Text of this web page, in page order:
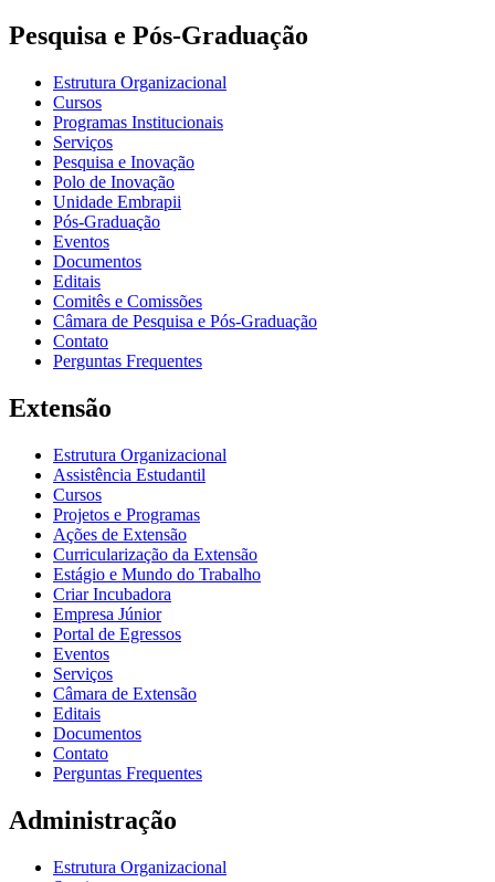
Pesquisa e Pós-Graduação
Estrutura Organizacional
Cursos
Programas Institucionais
Serviços
Pesquisa e Inovação
Polo de Inovação
Unidade Embrapii
Pós-Graduação
Eventos
Documentos
Editais
Comitês e Comissões
Câmara de Pesquisa e Pós-Graduação
Contato
Perguntas Frequentes
Extensão
Estrutura Organizacional
Assistência Estudantil
Cursos
Projetos e Programas
Ações de Extensão
Curricularização da Extensão
Estágio e Mundo do Trabalho
Criar Incubadora
Empresa Júnior
Portal de Egressos
Eventos
Serviços
Câmara de Extensão
Editais
Documentos
Contato
Perguntas Frequentes
Administração
Estrutura Organizacional